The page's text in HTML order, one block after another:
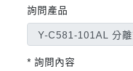
詢問產品
* 詢問內容